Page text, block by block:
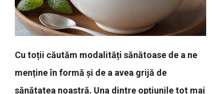
Cu toții căutăm modalități sănătoase de a ne
menține în formă și de a avea grijă de
sănătatea noastră. Una dintre opțiunile tot mai